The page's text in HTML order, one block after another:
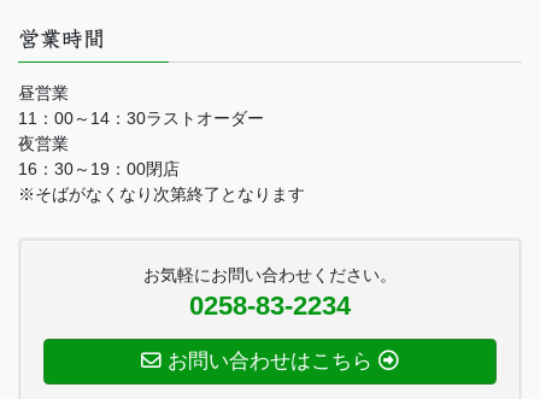
営業時間
昼営業
11：00～14：30ラストオーダー
夜営業
16：30～19：00閉店
※そばがなくなり次第終了となります
お気軽にお問い合わせください。
0258-83-2234
お問い合わせはこちら